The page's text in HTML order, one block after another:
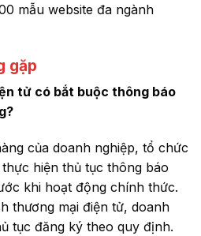
mẫu website đa ngành
gặp
tử có bắt buộc thông báo
của doanh nghiệp, tổ chức
hiện thủ tục thông báo
khi hoạt động chính thức.
thương mại điện tử, doanh
tục đăng ký theo quy định.